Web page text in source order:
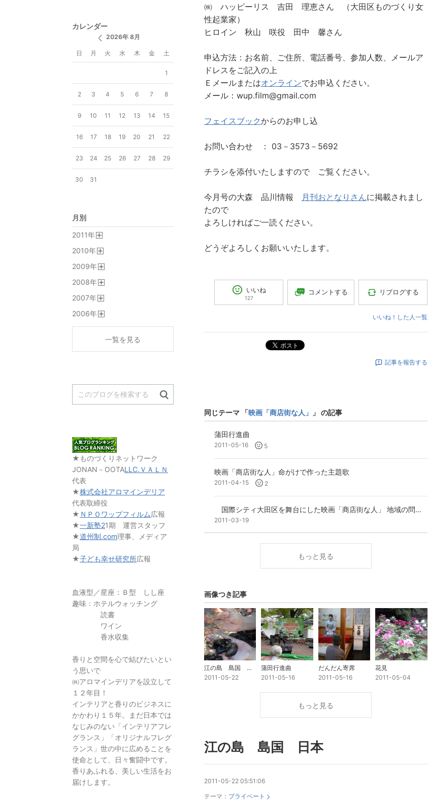
㈱ ハッピーリス 吉田 理恵さん （大田区ものづくり女
性起業家）
ヒロイン 秋山 咲役 田中 馨さん
申込方法：お名前、ご住所、電話番号、参加人数、メールア
ドレスをご記入の上
Ｅメールまたはオンラインでお申込ください。
メール：wup.film@gmail.com
フェイスブックからのお申し込
お問い合わせ ： 03－3573－5692
チラシを添付いたしますので ご覧ください。
今月号の大森 品川情報 月刊おとなりさんに掲載されまし
たので
よろしければご一読ください。
どうぞよろしくお願いいたします。
いいね
127
コメントする リブログする
いいね！した人一覧
ポスト
記事を報告する
同じテーマ 「映画「商店街な人」 」 の記事
蒲田行進曲
2011-05-16 5
映画「商店街な人」命がけで作った主題歌
2011-04-15 2
国際シティ大田区を舞台にした映画「商店街な人」 地域の問題解決に挑んだ映画 東日
2011-03-19
もっと見る
画像つき記事
江の島 島国 日本
2011-05-22
蒲田行進曲
2011-05-16
だんだん寄席
2011-05-16
花見
2011-05-04
もっと見る
江の島 島国 日本
2011-05-22 05:51:06
テーマ： プライベート
カレンダー
2026年 8月
日 月 火 水 木 金 土
1
2 3 4 5 6 7 8
9 10 11 12 13 14 15
16 17 18 19 20 21 22
23 24 25 26 27 28 29
30 31
月別
2011年
2010年
2009年
2008年
2007年
2006年
一覧を見る
★ものづくりネットワーク
JONAN－OOTALLC.ＶＡＬＮ
代表
★株式会社アロマインデリア
代表取締役
★ ＮＰＯワップフィルム広報
★一新塾21期 運営スタッフ
★道州制.com理事、メディア
局
★子ども幸せ研究所広報
血液型／星座：Ｂ型 しし座
趣味：ホテルウォッチング
読書
ワイン
香水収集
香りと空間を心で結びたいとい
う思いで
㈱アロマインデリアを設立して
１２年目！
インテリアと香りのビジネスに
かかわり１５年。まだ日本では
なじみのない「インテリアフレ
グランス」「オリジナルフレグ
ランス」世の中に広めることを
使命として、日々奮闘中です。
香りあふれる、美しい生活をお
届けします。